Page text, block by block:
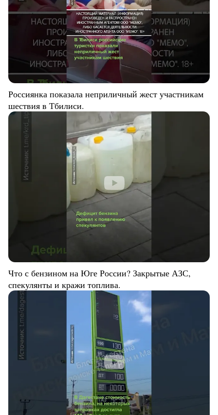
Россиянка показала неприличный жест участникам
шествия в Тбилиси.
Что с бензином на Юге России? Закрытые АЗС,
спекулянты и кражи топлива.